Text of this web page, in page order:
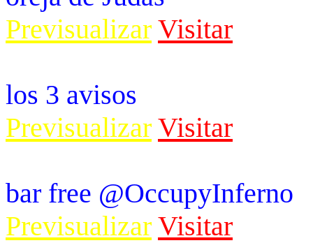
Previsualizar Visitar
los 3 avisos
Previsualizar Visitar
bar free @OccupyInferno
Previsualizar Visitar